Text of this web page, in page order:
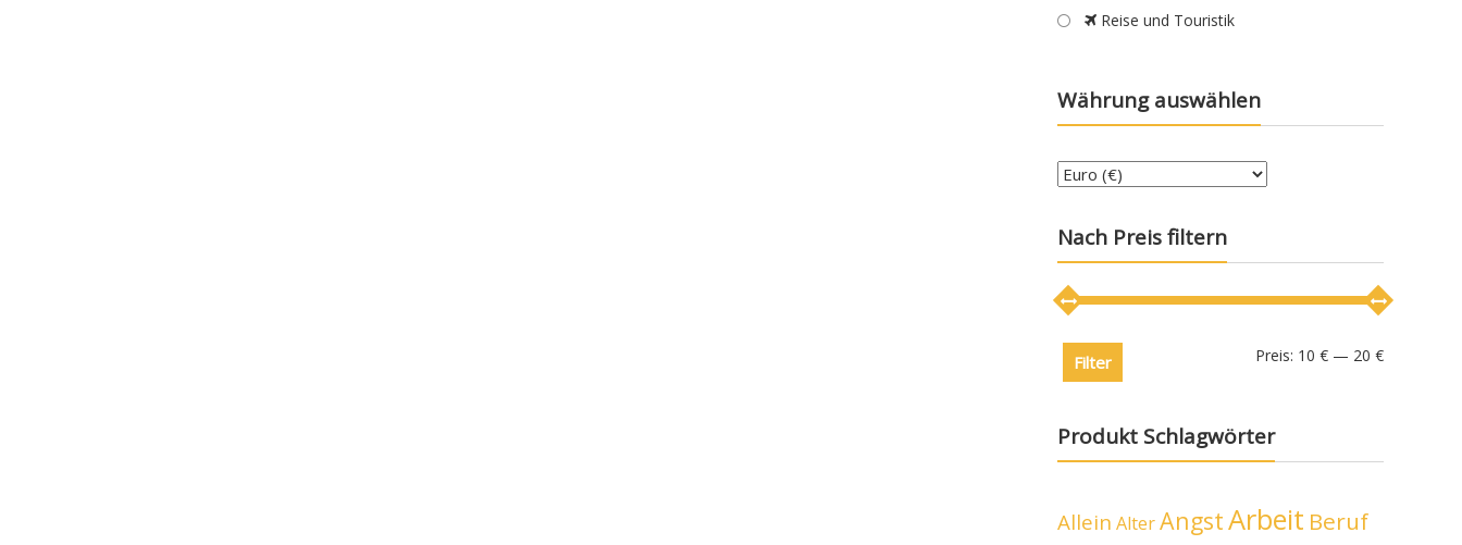
Reise und Touristik
Währung auswählen
Nach Preis filtern
Filter Preis: 10 € — 20 €
Produkt Schlagwörter
Allein AlterAngstArbeit Beruf